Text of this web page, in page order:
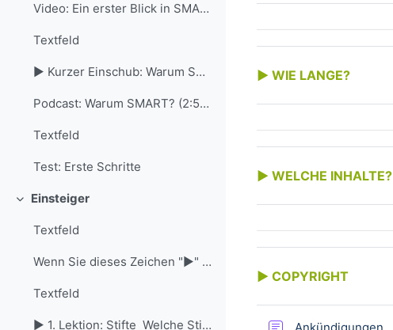
Video: Ein erster Blick in SMART Notebook (6:33 Minuten)
Textfeld
► Kurzer Einschub: Warum SMART? In di...
Podcast: Warum SMART? (2:56 Minuten)
Textfeld
Test: Erste Schritte
Einklappen
Einsteiger
Textfeld
Wenn Sie dieses Zeichen "►" sehen, dann verstecken...
Textfeld
► 1. Lektion: Stifte Welche Stifte g...
► WIE LANGE?
► WELCHE INHALTE?
► COPYRIGHT